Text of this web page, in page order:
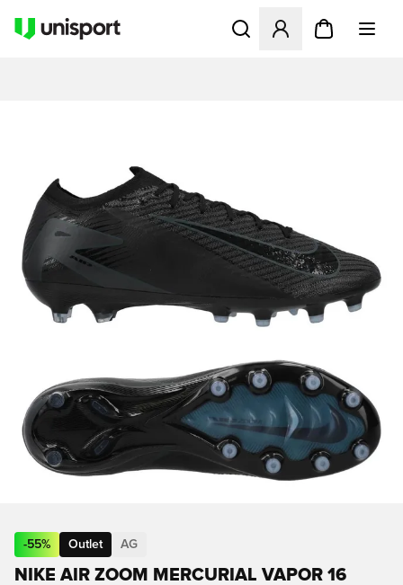
Opent een venster om in
-55% Outlet AG
NIKE AIR ZOOM MERCURIAL VAPOR 16